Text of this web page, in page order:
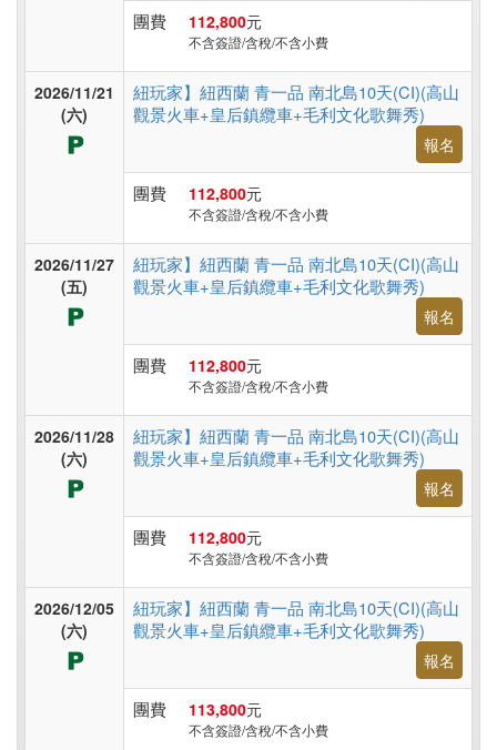
團費 112,800元
不含簽證/含稅/不含小費
2026/11/21
(六)
紐玩家】紐西蘭 青一品 南北島10天(CI)(高山
觀景火車+皇后鎮纜車+毛利文化歌舞秀)
報名
團費 112,800元
不含簽證/含稅/不含小費
2026/11/27
(五)
紐玩家】紐西蘭 青一品 南北島10天(CI)(高山
觀景火車+皇后鎮纜車+毛利文化歌舞秀)
報名
團費 112,800元
不含簽證/含稅/不含小費
2026/11/28
(六)
紐玩家】紐西蘭 青一品 南北島10天(CI)(高山
觀景火車+皇后鎮纜車+毛利文化歌舞秀)
報名
團費 112,800元
不含簽證/含稅/不含小費
2026/12/05
(六)
紐玩家】紐西蘭 青一品 南北島10天(CI)(高山
觀景火車+皇后鎮纜車+毛利文化歌舞秀)
報名
團費 113,800元
不含簽證/含稅/不含小費